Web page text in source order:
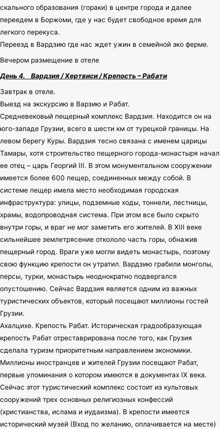
скального образования (гораки) в центре города и далее
переедем в Боржоми, где у нас будет свободное время для
легкого перекуса.
Переезд в Вардзию где нас ждет ужин в семейной эко ферме.
Вечером размещение в отеле
День 4.
Вардзия / Хертвиси / Крепость – Рабати
Завтрак в отеле.
Выезд на экскурсию в Варзию и Рабат.
Средневековый пещерный комплекс Вардзия. Находится он на
юго-западе Грузии, всего в шести км от турецкой границы. На
левом берегу Куры. Вардзия тесно связана с именем царицы
Тамары, хотя строительство пещерного города-монастыря начал
ее отец – царь Георгий III. В этом монументальном сооружении
имеется более 600 пещер, соединенных между собой. В
системе пещер имела место необходимая городская
инфраструктура: улицы, подземные ходы, тоннели, лестницы,
храмы, водопроводная система. При этом все было скрыто
внутри горы, и враг не мог заметить его жителей. В XIII веке
сильнейшее землетрясение откололо часть горы, обнажив
пещерный город. Враги уже могли видеть монастырь, поэтому
свою функцию крепости он утратил. Вардзию грабили монголы,
персы, турки, монастырь неоднократно подвергался
опустошению. Сейчас Вардзия является одним из важных
туристических объектов, который посещают миллионы гостей
Грузии.
Ахалцихе. Крепость Рабат. Историческая градообразующая
крепость Рабат отреставрирована после того, как Грузия
сделала туризм приоритетным направлением экономики.
Миллионы иностранцев и жителей Грузии посещают Рабат,
первые упоминания о котором имеются в документах IX века.
Сейчас этот туристический комплекс состоит из культовых
сооружений трех основных религиозных конфессий
(христианства, ислама и иудаизма). В крепости имеется
исторический музей (Вход по желанию, оплачивается на месте)